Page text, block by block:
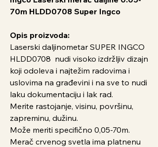
70m HLDD0708 Super Ingco
Opis proizvoda:
Laserski daljinometar SUPER INGCO
HLDD0708 nudi visoko izdržljiv dizajn
koji odoleva i najtežim radovima i
uslovima na građevini i na sve to nudi
laku dokumentaciju i lak rad.
Merite rastojanje, visinu, površinu,
zapreminu, dužinu.
Može meriti specifično 0,05-70m.
Merač crvenog svetla ima platnenu